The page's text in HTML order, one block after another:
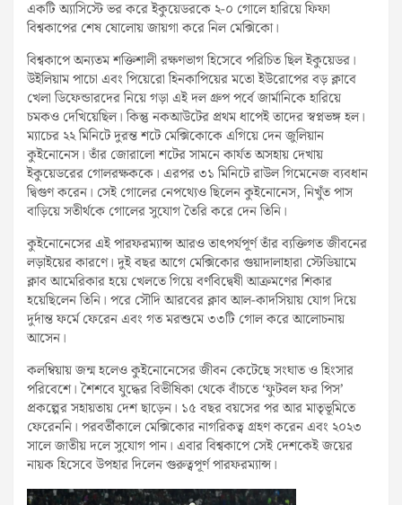
একটি অ্যাসিস্টে ভর করে ইকুয়েডরকে ২-০ গোলে হারিয়ে ফিফা
বিশ্বকাপের শেষ ষোলোয় জায়গা করে নিল মেক্সিকো।
বিশ্বকাপে অন্যতম শক্তিশালী রক্ষণভাগ হিসেবে পরিচিত ছিল ইকুয়েডর।
উইলিয়াম পাচো এবং পিয়েরো হিনকাপিয়ের মতো ইউরোপের বড় ক্লাবে
খেলা ডিফেন্ডারদের নিয়ে গড়া এই দল গ্রুপ পর্বে জার্মানিকে হারিয়ে
চমকও দেখিয়েছিল। কিন্তু নকআউটের প্রথম ধাপেই তাদের স্বপ্নভঙ্গ হল।
ম্যাচের ২২ মিনিটে দুরন্ত শটে মেক্সিকোকে এগিয়ে দেন জুলিয়ান
কুইনোনেস। তাঁর জোরালো শটের সামনে কার্যত অসহায় দেখায়
ইকুয়েডরের গোলরক্ষককে। এরপর ৩১ মিনিটে রাউল গিমেনেজ ব্যবধান
দ্বিগুণ করেন। সেই গোলের নেপথ্যেও ছিলেন কুইনোনেস, নিখুঁত পাস
বাড়িয়ে সতীর্থকে গোলের সুযোগ তৈরি করে দেন তিনি।
কুইনোনেসের এই পারফরম্যান্স আরও তাৎপর্যপূর্ণ তাঁর ব্যক্তিগত জীবনের
লড়াইয়ের কারণে। দুই বছর আগে মেক্সিকোর গুয়াদালাহারা স্টেডিয়ামে
ক্লাব আমেরিকার হয়ে খেলতে গিয়ে বর্ণবিদ্বেষী আক্রমণের শিকার
হয়েছিলেন তিনি। পরে সৌদি আরবের ক্লাব আল-কাদসিয়ায় যোগ দিয়ে
দুর্দান্ত ফর্মে ফেরেন এবং গত মরশুমে ৩৩টি গোল করে আলোচনায়
আসেন।
কলম্বিয়ায় জন্ম হলেও কুইনোনেসের জীবন কেটেছে সংঘাত ও হিংসার
পরিবেশে। শৈশবে যুদ্ধের বিভীষিকা থেকে বাঁচতে ‘ফুটবল ফর পিস’
প্রকল্পের সহায়তায় দেশ ছাড়েন। ১৫ বছর বয়সের পর আর মাতৃভূমিতে
ফেরেননি। পরবর্তীকালে মেক্সিকোর নাগরিকত্ব গ্রহণ করেন এবং ২০২৩
সালে জাতীয় দলে সুযোগ পান। এবার বিশ্বকাপে সেই দেশকেই জয়ের
নায়ক হিসেবে উপহার দিলেন গুরুত্বপূর্ণ পারফরম্যান্স।